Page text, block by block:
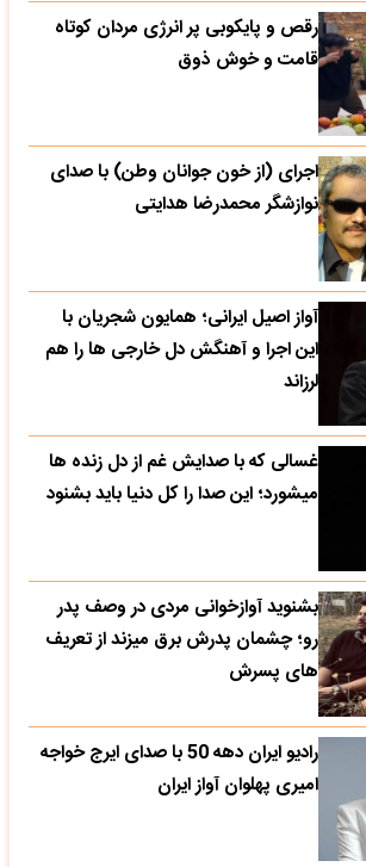
رقص و پایکوبی پر انرژی مردان کوتاه
قامت و خوش ذوق
اجرای (از خون جوانان وطن) با صدای
نوازشگر محمدرضا هدایتی
آواز اصیل ایرانی؛ همایون شجریان با
این اجرا و آهنگش دل خارجی ها را هم
لرزاند
غسالی که با صدایش غم از دل زنده ها
میشورد؛ این صدا را کل دنیا باید بشنود
بشنوید آوازخوانی مردی در وصف پدر
رو؛ چشمان پدرش برق میزند از تعریف
های پسرش
رادیو ایران دهه 50 با صدای ایرج خواجه
امیری پهلوان آواز ایران